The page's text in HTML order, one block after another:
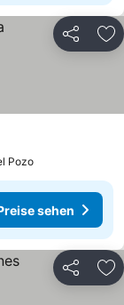
Teilen
Pozo
sehen
Teilen